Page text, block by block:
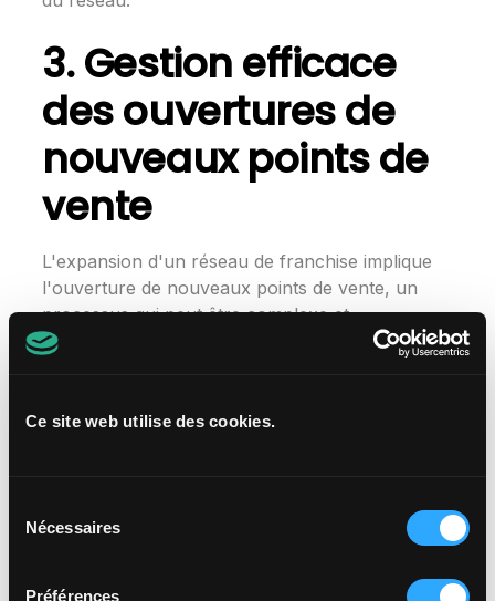
Ce site web utilise des cookies.
Nécessaires
Préférences
3. Gestion efficace
des ouvertures de
nouveaux points de
vente
L'expansion d'un réseau de franchise implique
l'ouverture de nouveaux points de vente, un
processus qui peut être complexe et
chronophage. Les logiciels de gestion de
fonctionnalités pour gérer les délais,
4. Centralisation des